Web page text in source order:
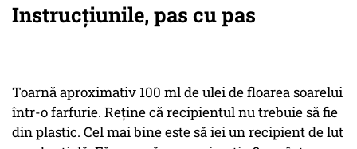
Instrucțiunile, pas cu pas
Toarnă aproximativ 100 ml de ulei de floarea soarelui
într-o farfurie. Reține că recipientul nu trebuie să fie
din plastic. Cel mai bine este să iei un recipient de lut